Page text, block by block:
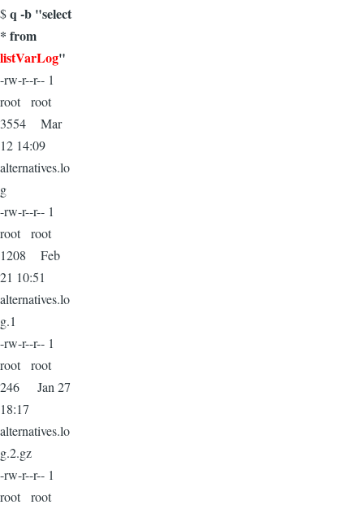
$q -b "select
* from
listVarLog"
-rw-r--r-- 1
root root
3554 Mar
12 14:09
alternatives.lo
g
-rw-r--r-- 1
root root
1208 Feb
21 10:51
alternatives.lo
g.1
-rw-r--r-- 1
root root
246 Jan 27
18:17
alternatives.lo
g.2.gz
-rw-r--r-- 1
root root